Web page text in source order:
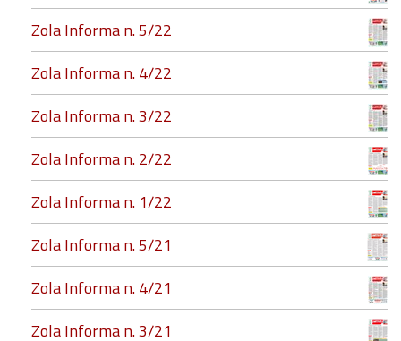
Zola Informa n. 5/22
Zola Informa n. 4/22
Zola Informa n. 3/22
Zola Informa n. 2/22
Zola Informa n. 1/22
Zola Informa n. 5/21
Zola Informa n. 4/21
Zola Informa n. 3/21